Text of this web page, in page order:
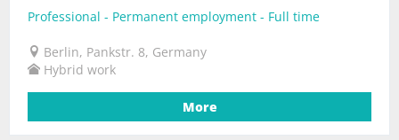
Professional - Permanent employment - Full time
Berlin, Pankstr. 8, Germany
Hybrid work
More